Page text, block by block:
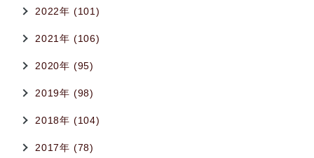
2022年 (101)
2021年 (106)
2020年 (95)
2019年 (98)
2018年 (104)
2017年 (78)